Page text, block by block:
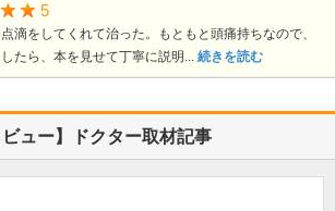
5
滴をしてくれて治った。もともと頭痛持ちなので、
たら、本を見せて丁寧に説明... 続きを読む
ビュー】ドクター取材記事